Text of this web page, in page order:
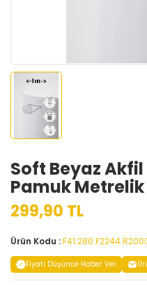
Soft Beyaz Akfil
Pamuk
299,90 TL
Ürün Kodu :
Fiyatı Düşünce Haber Ver